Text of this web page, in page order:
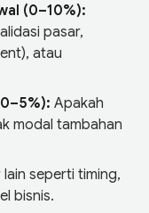
(0–10%):
pasar,
atau
Apakah
modal tambahan
seperti timing,
bisnis.